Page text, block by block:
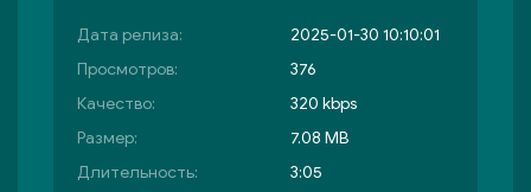
Дата релиза:
2025-01-30 10:10:01
Просмотров:
376
Качество:
320 kbps
Размер:
7.08 MB
Длительность:
3:05